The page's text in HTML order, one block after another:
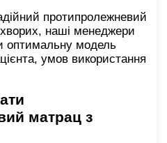
протипролежневий
наші менеджери
оптимальну модель
умов використання
матрац з